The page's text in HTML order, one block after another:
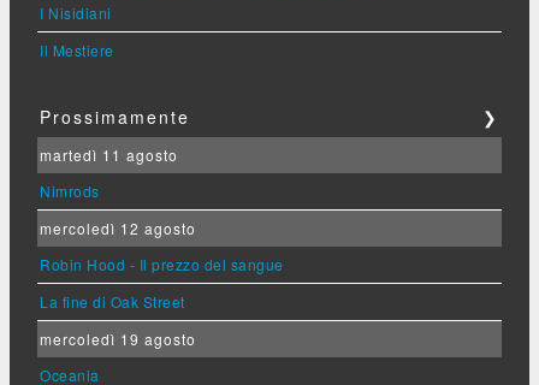
I Nisidiani
Il Mestiere
Prossimamente ❯
martedì 11 agosto
Nimrods
mercoledì 12 agosto
Robin Hood - Il prezzo del sangue
La fine di Oak Street
mercoledì 19 agosto
Oceania